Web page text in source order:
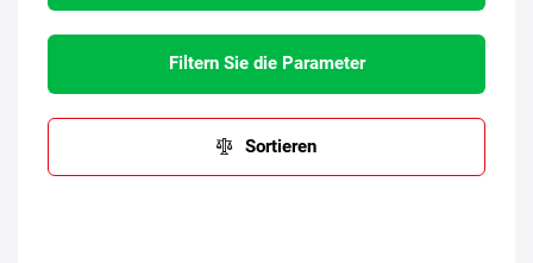
Filtern Sie die Parameter
Sortieren